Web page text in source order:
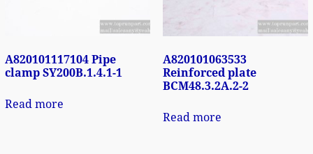
A820101117104 Pipe
clamp SY200B.1.4.1-1
Read more
A820101063533
Reinforced plate
BCM48.3.2A.2-2
Read more